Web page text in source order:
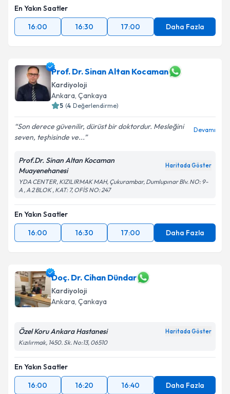
En Yakın Saatler
16:00
16:30 17:00 Daha Fazla
Prof. Dr. Sinan Altan Kocaman
Kardiyoloji
Ankara, Çankaya
5 (4 Değerlendirme)
Son derece güvenilir, dürüst bir doktordur. Mesleğini
seven, teşhisinde ve...
Devamı
Prof.Dr. Sinan Altan Kocaman
Muayenehanesi
Haritada Göster
YDA CENTER, KIZILIRMAK MAH, Çukurambar, Dumlupınar Blv. NO: 9-
A , A 2 BLOK , KAT: 7, OFİS NO: 247
En Yakın Saatler
16:00
16:30 17:00 Daha Fazla
Doç. Dr. Cihan Dündar
Kardiyoloji
Ankara, Çankaya
Özel Koru Ankara Hastanesi Haritada Göster
Kızılırmak, 1450. Sk. No:13, 06510
En Yakın Saatler
16:00
16:20 16:40 Daha Fazla